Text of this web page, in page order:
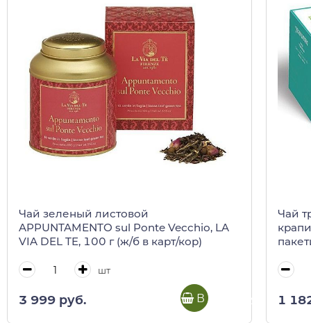
Чай зеленый листовой
APPUNTAMENTO sul Ponte Vecchio, LA
VIA DEL TE, 100 г (ж/б в карт/кор)
шт
3 999 руб. В корзину
Чай
1